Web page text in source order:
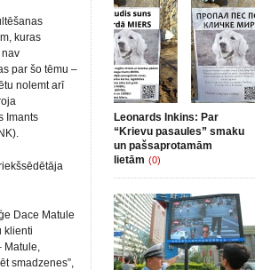
kuras
nav
par šo tēmu –
nolemt arī
Imants
Dace Matule
klienti
Matule,
smadzenes”,
Leonards Inkins: Par
“Krievu pasaules” smaku
un pašsaprotamām
lietām (0)